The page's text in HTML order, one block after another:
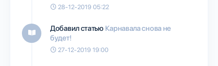
28-12-2019 05:22
Добавил статью Карнавала снова не
будет!
27-12-2019 19:00